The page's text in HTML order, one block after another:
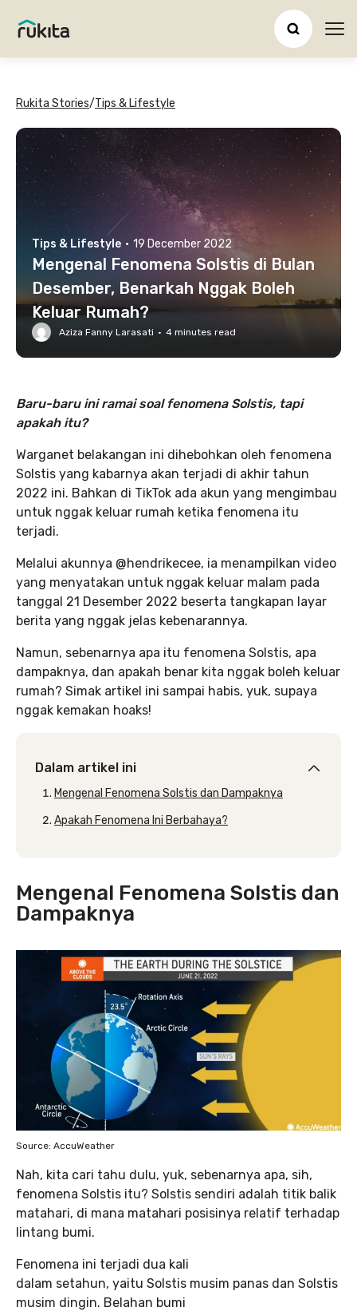
Rukita Stories/Tips & Lifestyle
Tips & Lifestyle · 19 December 2022
Mengenal Fenomena Solstis di Bulan
Desember, Benarkah Nggak Boleh
Keluar Rumah?
Aziza Fanny Larasati · 4 minutes read
Baru-baru ini ramai soal fenomena Solstis, tapi
apakah itu?
Warganet belakangan ini dihebohkan oleh fenomena
Solstis yang kabarnya akan terjadi di akhir tahun
2022 ini. Bahkan di TikTok ada akun yang mengimbau
untuk nggak keluar rumah ketika fenomena itu
terjadi.
Melalui akunnya @hendrikecee, ia menampilkan video
yang menyatakan untuk nggak keluar malam pada
tanggal 21 Desember 2022 beserta tangkapan layar
berita yang nggak jelas kebenarannya.
Namun, sebenarnya apa itu fenomena Solstis, apa
dampaknya, dan apakah benar kita nggak boleh keluar
rumah? Simak artikel ini sampai habis, yuk, supaya
nggak kemakan hoaks!
Dalam artikel ini
Mengenal Fenomena Solstis dan Dampaknya
Apakah Fenomena Ini Berbahaya?
Mengenal Fenomena Solstis dan
Dampaknya
Source: AccuWeather
Nah, kita cari tahu dulu, yuk, sebenarnya apa, sih,
fenomena Solstis itu? Solstis sendiri adalah titik balik
matahari, di mana matahari posisinya relatif terhadap
lintang bumi.
Fenomena ini terjadi dua kali
dalam setahun, yaitu Solstis musim panas dan Solstis
musim dingin. Belahan bumi